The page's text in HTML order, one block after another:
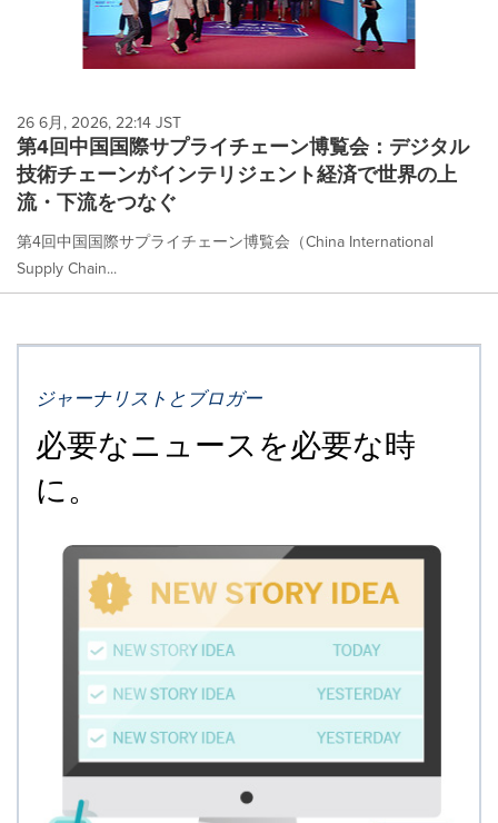
26 6月, 2026, 22:14 JST
第4回中国国際サプライチェーン博覧会：デジタル
技術チェーンがインテリジェント経済で世界の上
流・下流をつなぐ
第4回中国国際サプライチェーン博覧会（China International
Supply Chain...
ジャーナリストとブロガー
必要なニュースを必要な時
に。